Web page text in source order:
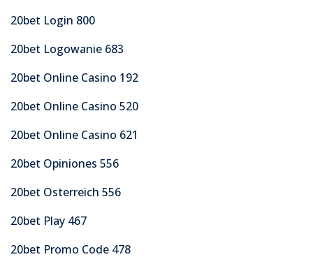
20bet Login 800
20bet Logowanie 683
20bet Online Casino 192
20bet Online Casino 520
20bet Online Casino 621
20bet Opiniones 556
20bet Osterreich 556
20bet Play 467
20bet Promo Code 478